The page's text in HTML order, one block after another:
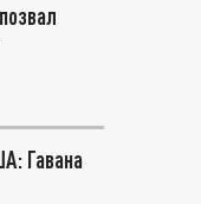
Гавана